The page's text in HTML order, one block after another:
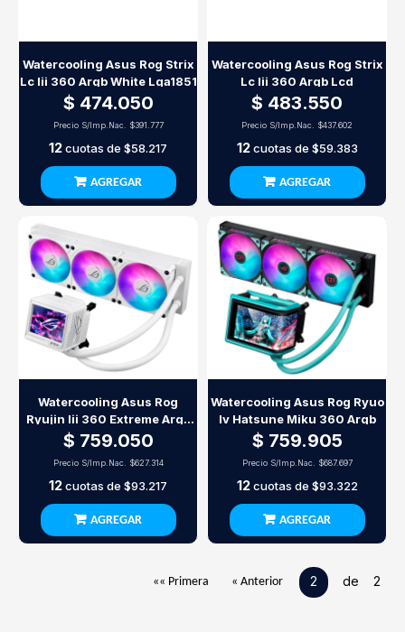
Watercooling Asus Rog Strix
Lc Iii 360 Argb White Lga1851
$ 474.050
Precio S/Imp.Nac. $391.777
12cuotas de $58.217
AGREGAR
Watercooling Asus Rog Strix
Lc Iii 360 Argb Lcd
$ 483.550
Precio S/Imp.Nac. $437.602
12cuotas de $59.383
AGREGAR
Watercooling Asus Rog
Ryujin Iii 360 Extreme Argb
White
$ 759.050
Precio S/Imp.Nac. $627.314
12cuotas de $93.217
AGREGAR
Watercooling Asus Rog Ryuo
Iv Hatsune Miku 360 Argb
$ 759.905
Precio S/Imp.Nac. $687.697
12cuotas de $93.322
AGREGAR
«« Primera « Anterior 2 de 2